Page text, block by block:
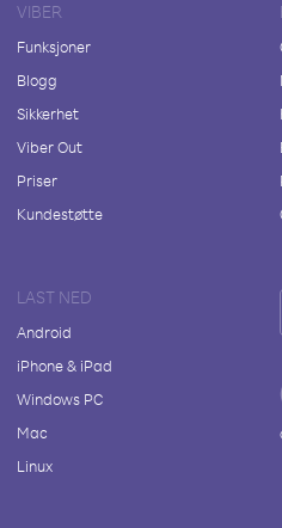
VIBER
Funksjoner
Blogg
Sikkerhet
Viber Out
Priser
Kundestøtte
LAST NED
Android
iPhone & iPad
Windows PC
Mac
Linux